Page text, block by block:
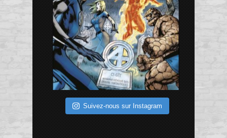
Suivez-nous sur Instagram